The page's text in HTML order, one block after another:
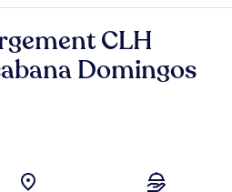
CLH
Domingos